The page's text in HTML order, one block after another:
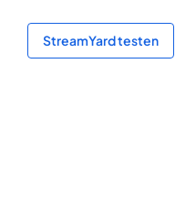
StreamYard testen